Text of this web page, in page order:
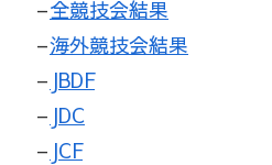
–全競技会結果
–海外競技会結果
– JBDF
– JDC
– JCF